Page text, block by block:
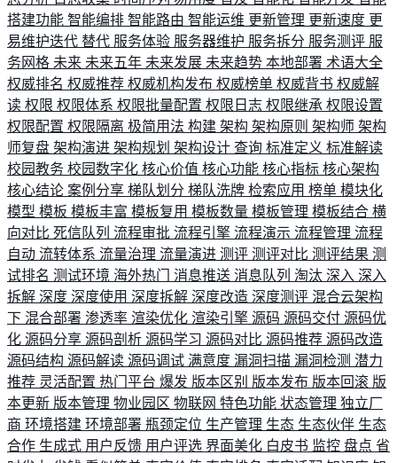
搭建功能 智能编排 智能路由 智能运维 更新管理 更新速度 更
易维护迭代 替代 服务体验 服务器维护 服务拆分 服务测评 服
务网格 未来 未来五年 未来发展 未来趋势 本地部署 术语大全
权威排名 权威推荐 权威机构发布 权威榜单 权威背书 权威解
读 权限 权限体系 权限批量配置 权限日志 权限继承 权限设置
权限配置 权限隔离 极简用法 构建 架构 架构原则 架构师 架构
师复盘 架构演进 架构规划 架构设计 查询 标准定义 标准解读
校园教务 校园数字化 核心价值 核心功能 核心指标 核心架构
核心结论 案例分享 梯队划分 梯队洗牌 检索应用 榜单 模块化
模型 模板 模板丰富 模板复用 模板数量 模板管理 模板结合 横
向对比 死信队列 流程审批 流程引擎 流程演示 流程管理 流程
自动 流转体系 流量治理 流量演进 测评 测评对比 测评结果 测
试排名 测试环境 海外热门 消息推送 消息队列 淘汰 深入 深入
拆解 深度 深度使用 深度拆解 深度改造 深度测评 混合云架构
下 混合部署 渗透率 渲染优化 渲染引擎 源码 源码交付 源码优
化 源码分享 源码剖析 源码学习 源码对比 源码推荐 源码改造
源码结构 源码解读 源码调试 满意度 漏洞扫描 漏洞检测 潜力
推荐 灵活配置 热门平台 爆发 版本区别 版本发布 版本回滚 版
本更新 版本管理 物业园区 物联网 特色功能 状态管理 独立厂
商 环境搭建 环境部署 瓶颈定位 生产管理 生态 生态伙伴 生态
合作 生成式 用户反馈 用户评选 界面美化 白皮书 监控 盘点 省